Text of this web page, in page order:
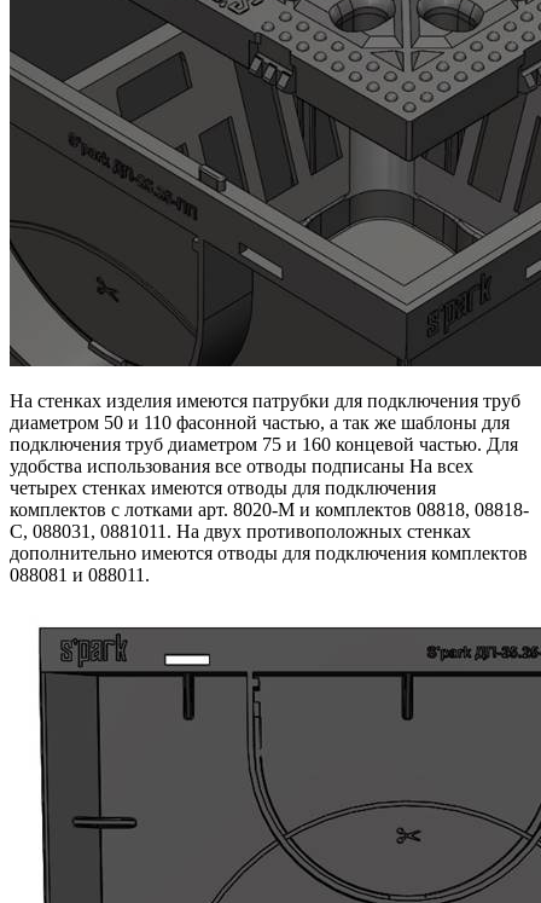
На стенках изделия имеются патрубки для подключения труб
диаметром 50 и 110 фасонной частью, а так же шаблоны для
подключения труб диаметром 75 и 160 концевой частью. Для
удобства использования все отводы подписаны На всех
четырех стенках имеются отводы для подключения
комплектов с лотками арт. 8020-М и комплектов 08818, 08818-
С, 088031, 0881011. На двух противоположных стенках
дополнительно имеются отводы для подключения комплектов
088081 и 088011.